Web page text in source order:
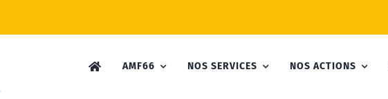
AMF66 NOS SERVICES NOS ACTIONS